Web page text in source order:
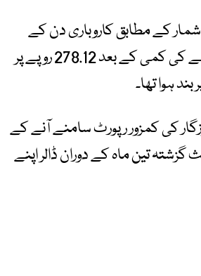
کے مطابق کاروباری دن کے
اختتام پر انٹر بینک مارکیٹ میں امریکی ڈالر کی قیمت 3 پیسے کی کمی کے بعد 278.12 روپے پر
کی کمزور رپورٹ سامنے آنے کے
تین ماہ کے دوران ڈالر اپنے